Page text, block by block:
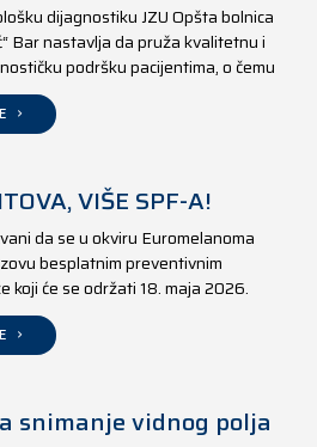
dijagnostiku JZU Opšta bolnica
Bar nastavlja da pruža kvalitetnu i
podršku pacijentima, o čemu
ostvareni u periodu od 1. januara
godine.
VIŠE SPF-A!
da se u okviru Euromelanoma
besplatnim preventivnim
koji će se održati 18. maja 2026.
opština širom Crne Gore, kako u
privatnim zdravstvenim ustanovama.
snimanje vidnog polja